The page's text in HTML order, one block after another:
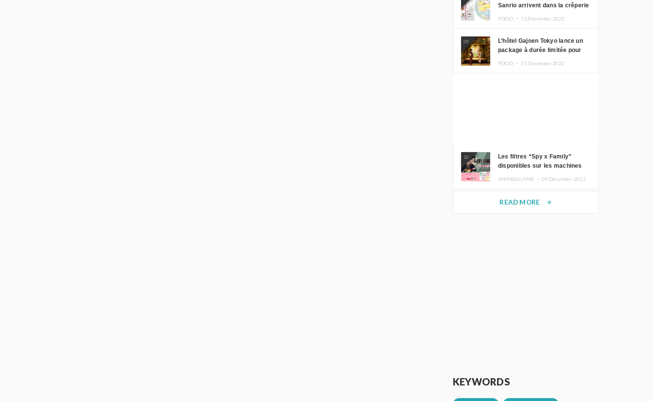
Sanrio arrivent dans la crêperie
FOOD ・ 15.December.2022
09
L’hôtel Gajoen Tokyo lance un
package à durée limitée pour
FOOD ・ 15.December.2022
10
Les filtres “Spy x Family”
disponibles sur les machines
ANIME&GAME ・09.December.2022
READ MORE arrow_forward
KEYWORDS